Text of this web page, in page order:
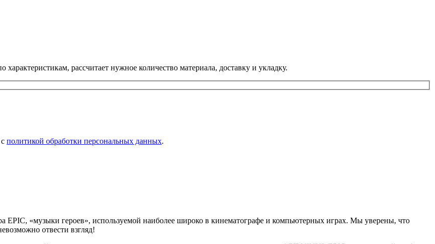
рассчитает нужное количество материала, доставку и укладку.
политикой обработки персональных данных.
EPIC, «музыки героев», используемой наиболее широко в кинематографе и компьютерных играх. Мы уверены, что
отвести взгляд!